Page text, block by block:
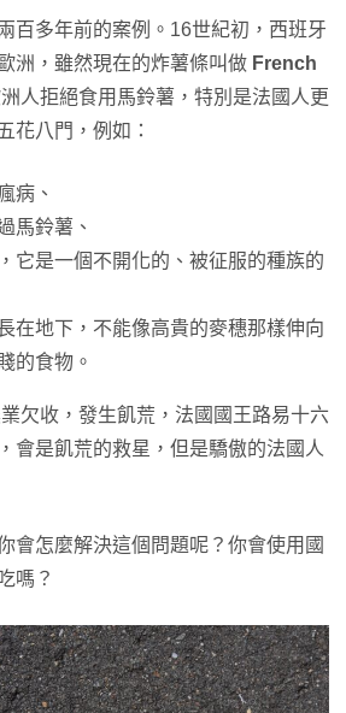
百多年前的案例。16世紀初，西班牙
洲，雖然現在的炸薯條叫做 French
人拒絕食用馬鈴薯，特別是法國人更
花八門，例如：
病、
馬鈴薯、
它是一個不開化的、被征服的種族的
在地下，不能像高貴的麥穗那樣伸向
的食物。
欠收，發生飢荒，法國國王路易十六
會是飢荒的救星，但是驕傲的法國人
會怎麼解決這個問題呢？你會使用國
嗎？